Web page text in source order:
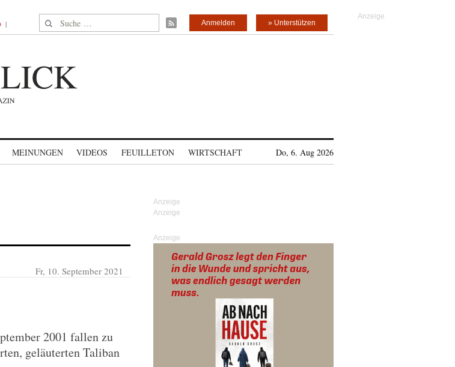
Suche nach: » Unterstützen
Anmelden
MEINUNGEN VIDEOS FEUILLETON WIRTSCHAFT Do, 6. Aug 2026
Fr, 10. September 2021
2001 fallen zu
geläuterten Taliban
Anzeige